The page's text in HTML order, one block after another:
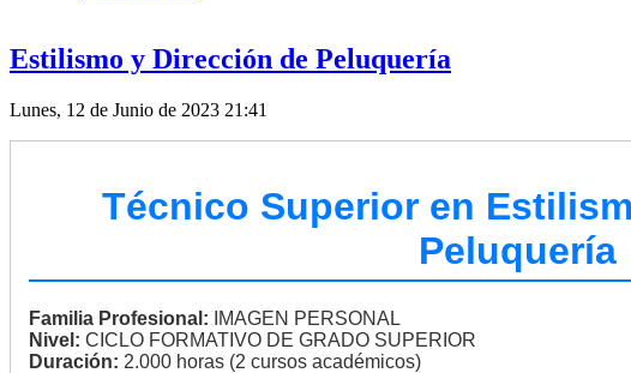
Estilismo y Dirección de Peluquería
Lunes, 12 de Junio de 2023 21:41
Técnico Superior en
Peluquería
Familia Profesional: IMAGEN PERSONAL
Nivel: CICLO FORMATIVO DE GRADO SUPERIOR
Duración: 2.000 horas (2 cursos académicos)